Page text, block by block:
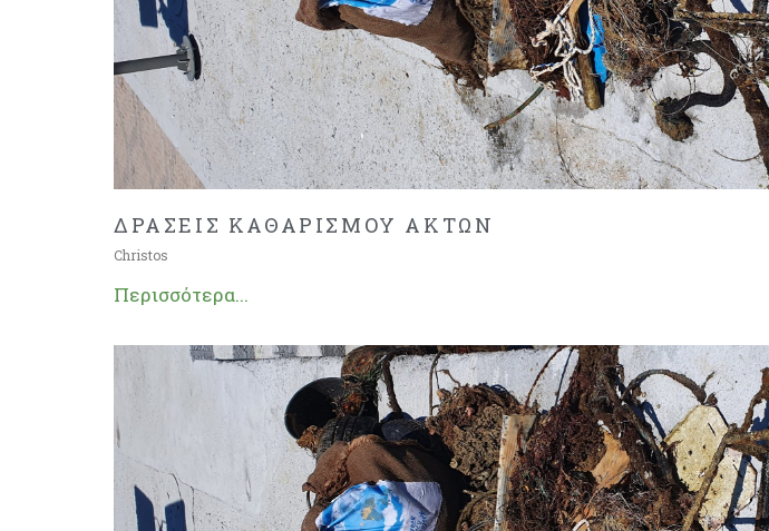
ΔΡΑΣΕΙΣ ΚΑΘΑΡΙΣΜΟΥ ΑΚΤΩΝ
Christos
Περισσότερα...